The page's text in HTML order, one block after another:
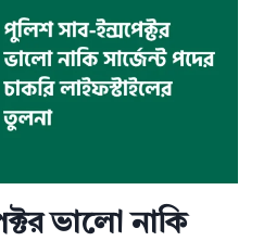
ভালো নাকি